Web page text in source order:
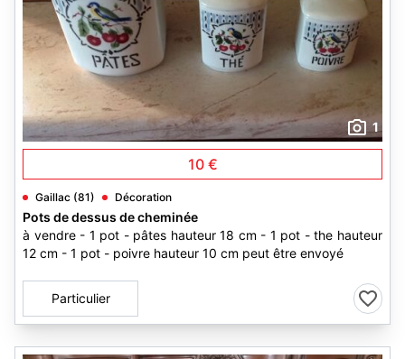
1
10 €
Gaillac (81) Décoration
Pots de dessus de cheminée
à vendre - 1 pot - pâtes hauteur 18 cm - 1 pot - the hauteur
12 cm - 1 pot - poivre hauteur 10 cm peut être envoyé
Particulier